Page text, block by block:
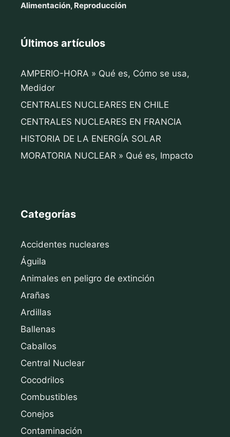
Alimentación, Reproducción
Últimos artículos
AMPERIO-HORA » Qué es, Cómo se usa,
Medidor
CENTRALES NUCLEARES EN CHILE
CENTRALES NUCLEARES EN FRANCIA
HISTORIA DE LA ENERGÍA SOLAR
MORATORIA NUCLEAR » Qué es, Impacto
Categorías
Accidentes nucleares
Águila
Animales en peligro de extinción
Arañas
Ardillas
Ballenas
Caballos
Central Nuclear
Cocodrilos
Combustibles
Conejos
Contaminación